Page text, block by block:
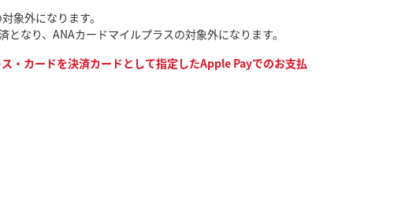
象外になります。
なり、ANAカードマイルプラスの対象外になります。
・カードを決済カードとして指定したApple Payでのお支払